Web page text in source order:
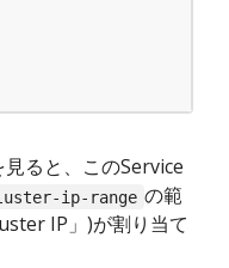
ると、このService
ip-range の範
IP」)が割り当て